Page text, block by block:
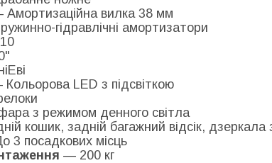
вилка 38 мм
гідравлічні амортизатори
LED з підсвіткою
з режимом денного світла
кошик, задній багажний відсік, дзеркала
3 посадкових місць
— 200 кг